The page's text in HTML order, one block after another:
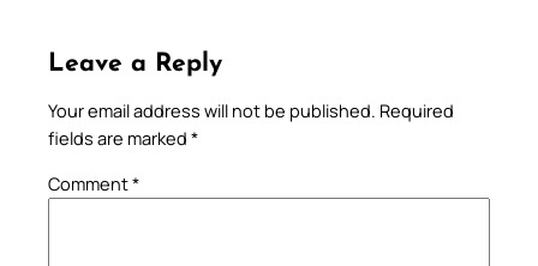
Leave a Reply
Your email address will not be published. Required
fields are marked *
Comment*